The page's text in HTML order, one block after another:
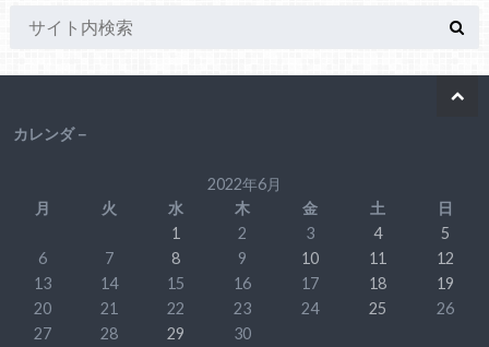
カレンダ－
2022年6月
月
火 水 木 金 土
日
1
2 3 4
5
6
7 8 9 10 11
12
13
14 15 16 17 18
19
20
21 22 23 24 25
26
27
28 29
30